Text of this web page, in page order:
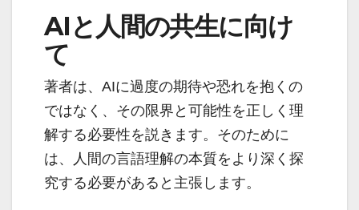
AIと人間の共生に向け
て
著者は、AIに過度の期待や恐れを抱くの
ではなく、その限界と可能性を正しく理
解する必要性を説きます。そのために
は、人間の言語理解の本質をより深く探
究する必要があると主張します。